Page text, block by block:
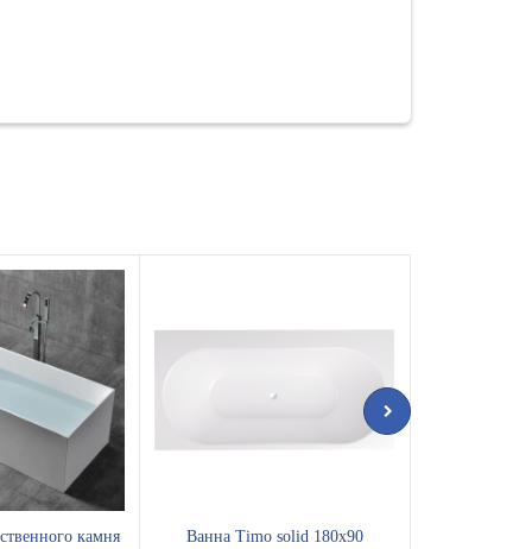
камня
Ванна Timo solid 180х90